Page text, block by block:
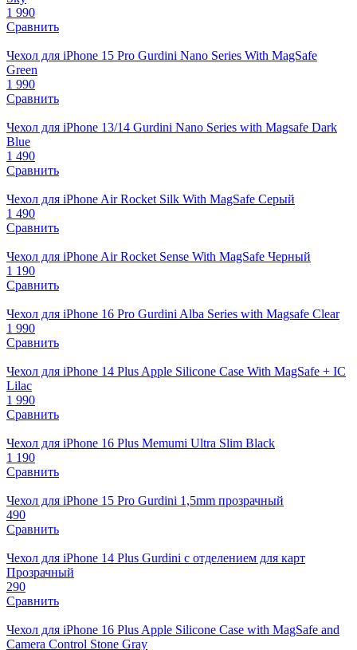
1 990
Сравнить
Чехол для iPhone 15 Pro Gurdini Nano Series With MagSafe
Green
1 990
Сравнить
Чехол для iPhone 13/14 Gurdini Nano Series with Magsafe Dark
Blue
1 490
Сравнить
Чехол для iPhone Air Rocket Silk With MagSafe Серый
1 490
Сравнить
Чехол для iPhone Air Rocket Sense With MagSafe Черный
1 190
Сравнить
Чехол для iPhone 16 Pro Gurdini Alba Series with Magsafe Clear
1 990
Сравнить
Чехол для iPhone 14 Plus Apple Silicone Case With MagSafe + IC
Lilac
1 990
Сравнить
Чехол для iPhone 16 Plus Memumi Ultra Slim Black
1 190
Сравнить
Чехол для iPhone 15 Pro Gurdini 1,5mm прозрачный
490
Сравнить
Чехол для iPhone 14 Plus Gurdini с отделением для карт
Прозрачный
290
Сравнить
Чехол для iPhone 16 Plus Apple Silicone Case with MagSafe and
Camera Control Stone Gray